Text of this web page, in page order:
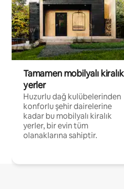
Tamamen mobilyalı kiralık
yerler
Huzurlu dağ kulübelerinden
konforlu şehir dairelerine
kadar bu mobilyalı kiralık
yerler, bir evin tüm
olanaklarına sahiptir.